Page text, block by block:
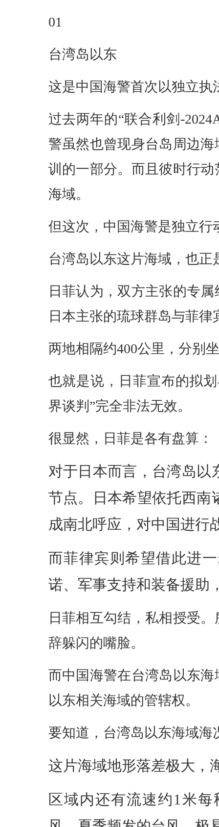
01
台湾岛以东
这是中国海警首次以独立
过去两年的“联合利剑-
警虽然也曾现身台岛周边
训的一部分。而且彼时行
海域。
但这次，中国海警是独立行
台湾岛以东这片海域，也
日菲认为，双方主张的专
日本主张的琉球群岛与菲
两地相隔约400公里，分别
也就是说，日菲宣布的拟
界谈判”完全非法无效。
很显然，日菲是各有盘算：
对于日本而言，台湾岛以
节点。日本希望依托西南
成南北呼应，对中国进行
而菲律宾则希望借此进
诺、军事支持和装备援助
日菲相互勾结，私相授受
辞躲闪的嘴脸。
而中国海警在台湾岛以东
以东相关海域的管辖权。
要知道，台湾岛以东海域海
这片海域地形落差极大，
区域内还有流速约1米